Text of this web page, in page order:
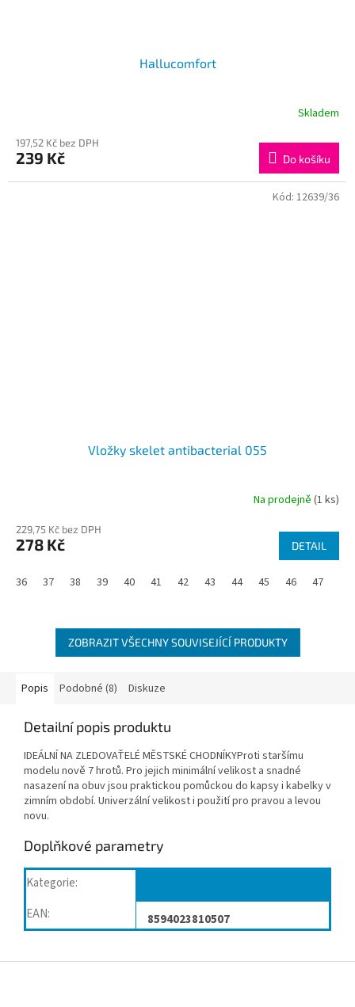
Hallucomfort
Skladem
197,52 Kč bez DPH
239 Kč Do košíku
Vložky skelet antibacterial 055
Na prodejně (1 ks)
229,75 Kč bez DPH
278 Kč DETAIL
36 37 38 39 40 41 42 43 44 45 46 47
Kód: 12639/36
ZOBRAZIT VŠECHNY SOUVISEJÍCÍ PRODUKTY
Popis Podobné (8) Diskuze
Detailní popis produktu
IDEÁLNÍ NA ZLEDOVAŤELÉ MĚSTSKÉ CHODNÍKYProti staršímu
modelu nově 7 hrotů. Pro jejich minimální velikost a snadné
nasazení na obuv jsou praktickou pomůckou do kapsy i kabelky v
zimním období. Univerzální velikost i použití pro pravou a levou
novu.
Doplňkové parametry
Kategorie:
EAN: 8594023810507